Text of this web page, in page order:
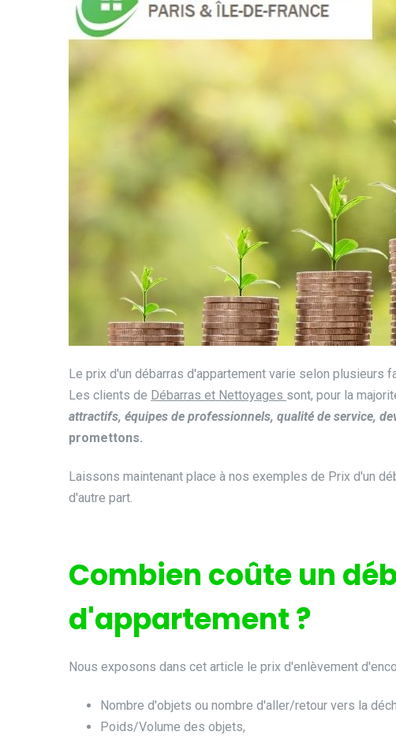
Le prix d'un débarras d'appartement varie selon plusieurs
Les clients de Débarras et Nettoyages sont, pour la
attractifs, équipes de professionnels, qualité de service,
promettons.
Laissons maintenant place à nos exemples de Prix d'un
d'autre part.
Combien coûte un
d'appartement ?
Nous exposons dans cet article le prix d'enlèvement
Nombre d'objets ou nombre d'aller/retour vers la
Poids/Volume des objets,